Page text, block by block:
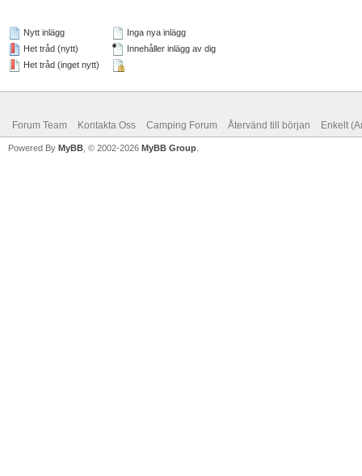
Nytt inlägg
Het tråd (nytt)
Het tråd (inget nytt)
Inga nya inlägg
Innehåller inlägg av dig
Forum Team Kontakta Oss Camping Forum Återvänd till början Enkelt
Powered By MyBB , © 2002-2026 MyBB Group